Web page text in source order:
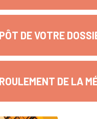
DE VOTRE
DE LA